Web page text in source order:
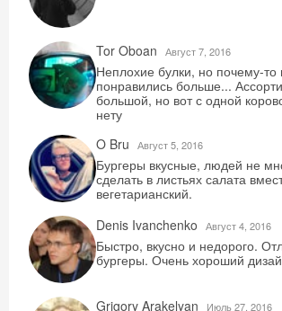
Tor Oboan Август 7, 2016
Неплохие булки, но почему-то
понравились больше...
большой, но вот с одной
нету
O Bru
Август 5, 2016
Бургеры вкусные, людей не
сделать в листьях салата
вегетарианский.
Denis Ivanchenko
Август 4, 2016
Быстро, вкусно и недорого.
бургеры. Очень хороший
Grigory Arakelyan Июль 27, 2016